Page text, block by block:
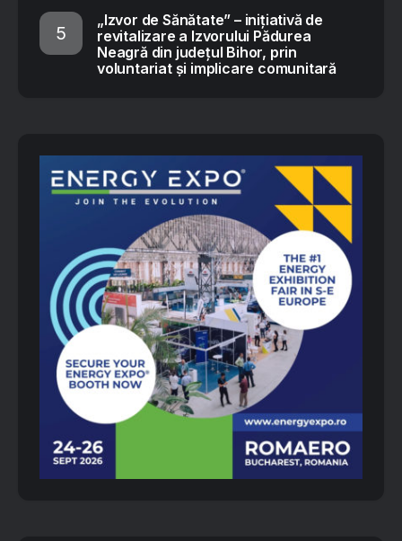
„Izvor de Sănătate” – inițiativă de
revitalizare a Izvorului Pădurea
Neagră din județul Bihor, prin
voluntariat și implicare comunitară